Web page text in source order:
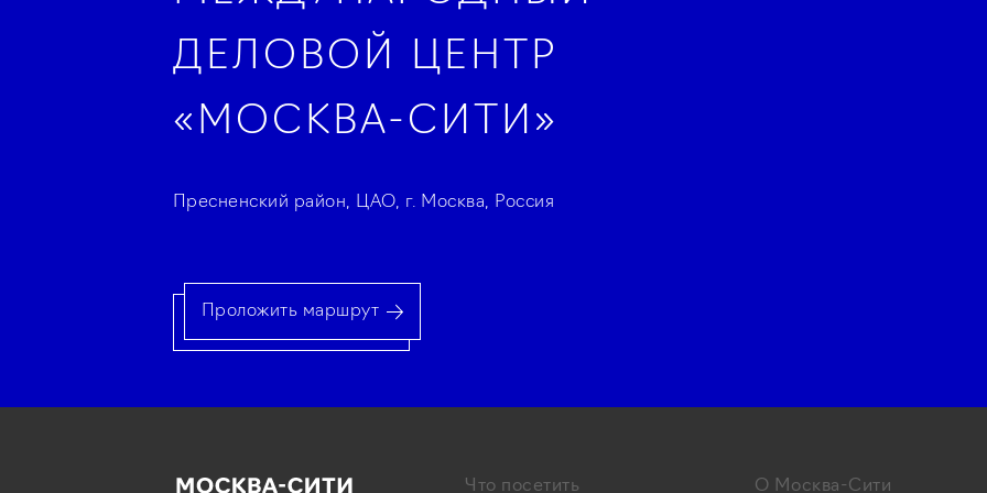
ДЕЛОВОЙ ЦЕНТР
«МОСКВА-СИТИ»
Пресненский район, ЦАО, г. Москва, Россия
Проложить маршрут
Что посетить О Москва-Cити